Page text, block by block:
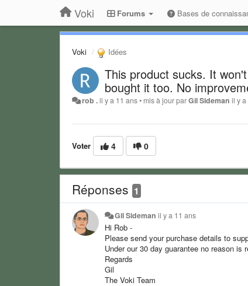
Voki Forums Bases de
Voki Idées
This product sucks. It
bought it too. No
rob .il y a 11 ans• mis à jour parGil Sideman il y
Voter 4 0
Réponses 1
Gil Sideman il y a 11 ans
Hi Rob -
Please send your purchase details to
Under our 30 day guarantee no reason is
Regards
Gil
The Voki Team